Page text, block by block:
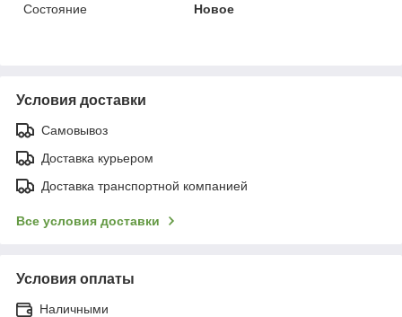
Состояние
Новое
Условия доставки
Самовывоз
Доставка курьером
Доставка транспортной компанией
Все условия доставки
Условия оплаты
Наличными